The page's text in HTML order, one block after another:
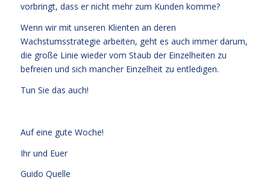
vorbringt, dass er nicht mehr zum Kunden komme?
Wenn wir mit unseren Klienten an deren
Wachstumsstrategie arbeiten, geht es auch immer darum,
die große Linie wieder vom Staub der Einzelheiten zu
befreien und sich mancher Einzelheit zu entledigen.
Tun Sie das auch!
Auf eine gute Woche!
Ihr und Euer
Guido Quelle